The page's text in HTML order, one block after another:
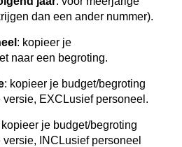
dan een ander nummer).
: kopieer je
naar een begroting.
: kopieer je budget/begroting
versie, EXCLusief personeel.
kopieer je budget/begroting
INCLusief personeel